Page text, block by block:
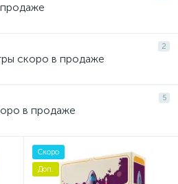
2
скоро в продаже
5
в продаже
Скоро
Доп.